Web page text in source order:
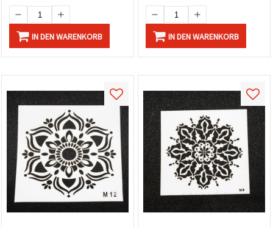
IN DEN WARENKORB IN DEN WARENKORB